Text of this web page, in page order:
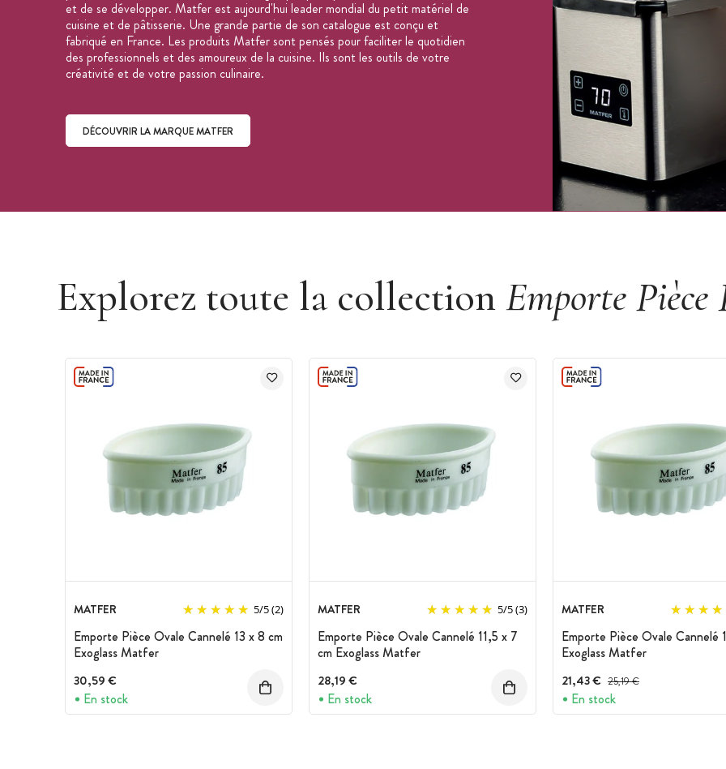
et de se développer. Matfer est aujourd'hui leader mondial du petit matériel de
cuisine et de pâtisserie. Une grande partie de son catalogue est conçu et
fabriqué en France. Les produits Matfer sont pensés pour faciliter le quotidien
des professionnels et des amoureux de la cuisine. Ils sont les outils de votre
créativité et de votre passion culinaire.
DÉCOUVRIR LA MARQUE MATFER
Explorez toute la collection Emporte Pièce
MATFER 5/5(2)
Emporte Pièce Ovale Cannelé 13 x 8 cm
Exoglass Matfer
30,59 €
En stock
MATFER 5/5(3)
Emporte Pièce Ovale Cannelé 11,5 x 7
cm Exoglass Matfer
28,19 €
En stock
MATFER
Emporte Pièce Ovale Cannelé
Exoglass Matfer
21,43 € Prix avant réduction :
25,19 €
En stock